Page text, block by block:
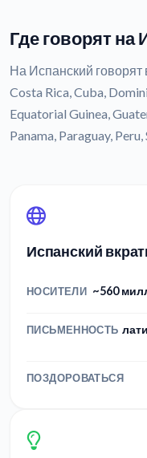
Где говорят на
На Испанский говорят
Costa Rica, Cuba,
Equatorial Guinea,
Panama, Paraguay,
Испанский
НОСИТЕЛИ ~560
ПИСЬМЕННОСТЬ
ПОЗДОРОВАТЬСЯ